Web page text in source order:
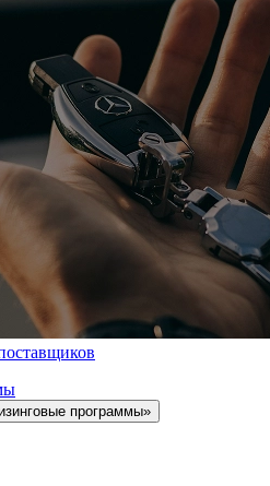
программы»